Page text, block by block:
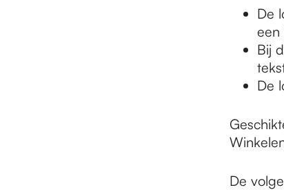
De
een
Bij
De
De